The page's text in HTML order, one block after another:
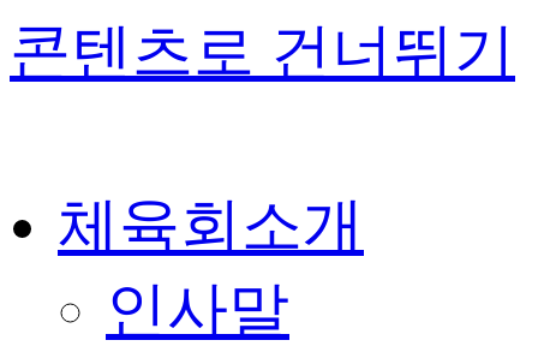
콘텐츠로 건너뛰기
체육회소개
인사말